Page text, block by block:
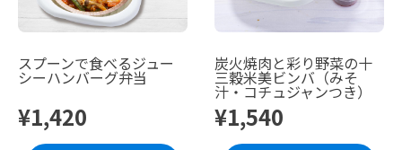
スプーンで食べるジュー
シーハンバーグ弁当
¥1,420
炭火焼肉と彩り野菜の十
三穀米美ビンバ（みそ
汁・コチュジャンつき）
¥1,540